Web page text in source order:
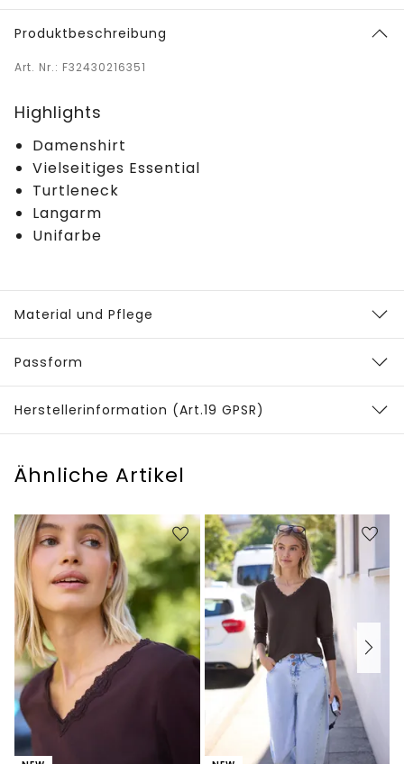
Produktbeschreibung
Art. Nr.: F32430216351
Highlights
Damenshirt
Vielseitiges Essential
Turtleneck
Langarm
Unifarbe
Material und Pflege
Passform
Herstellerinformation (Art.19 GPSR)
Ähnliche Artikel